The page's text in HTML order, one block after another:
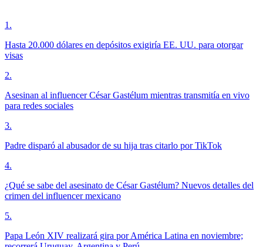
1 .
Hasta 20.000 dólares en depósitos exigiría EE. UU. para otorgar
visas
2.
Asesinan al influencer César Gastélum mientras transmitía en vivo
para redes sociales
3.
Padre disparó al abusador de su hija tras citarlo por TikTok
4.
¿Qué se sabe del asesinato de César Gastélum? Nuevos detalles del
crimen del influencer mexicano
5.
Papa León XIV realizará gira por América Latina en noviembre;